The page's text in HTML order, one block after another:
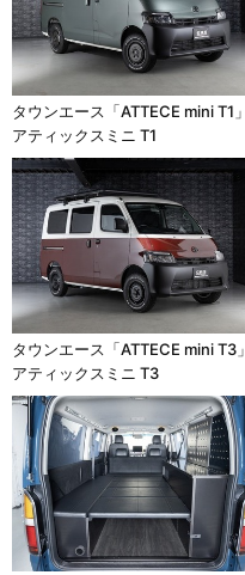
タウンエース「ATTECE mini T1」
アティックスミニ T1
タウンエース「ATTECE mini T3」
アティックスミニ T3